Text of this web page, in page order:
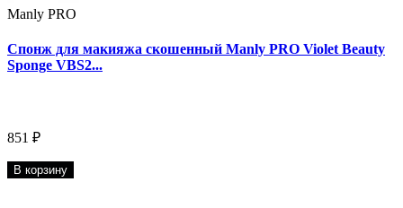
Manly PRO
Спонж для макияжа скошенный Manly PRO Violet Beauty
Sponge VBS2...
851 ₽
В корзину